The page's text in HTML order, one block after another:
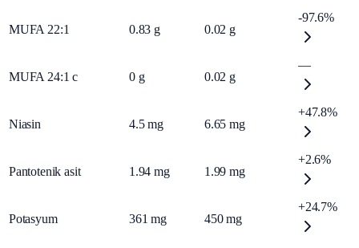
MUFA 22:1 0.83 g 0.02 g
-97.6%
MUFA 24:1 c 0 g 0.02 g
—
Niasin 4.5 mg 6.65 mg
+47.8%
Pantotenik asit 1.94 mg 1.99 mg
+2.6%
Potasyum 361 mg 450 mg
+24.7%